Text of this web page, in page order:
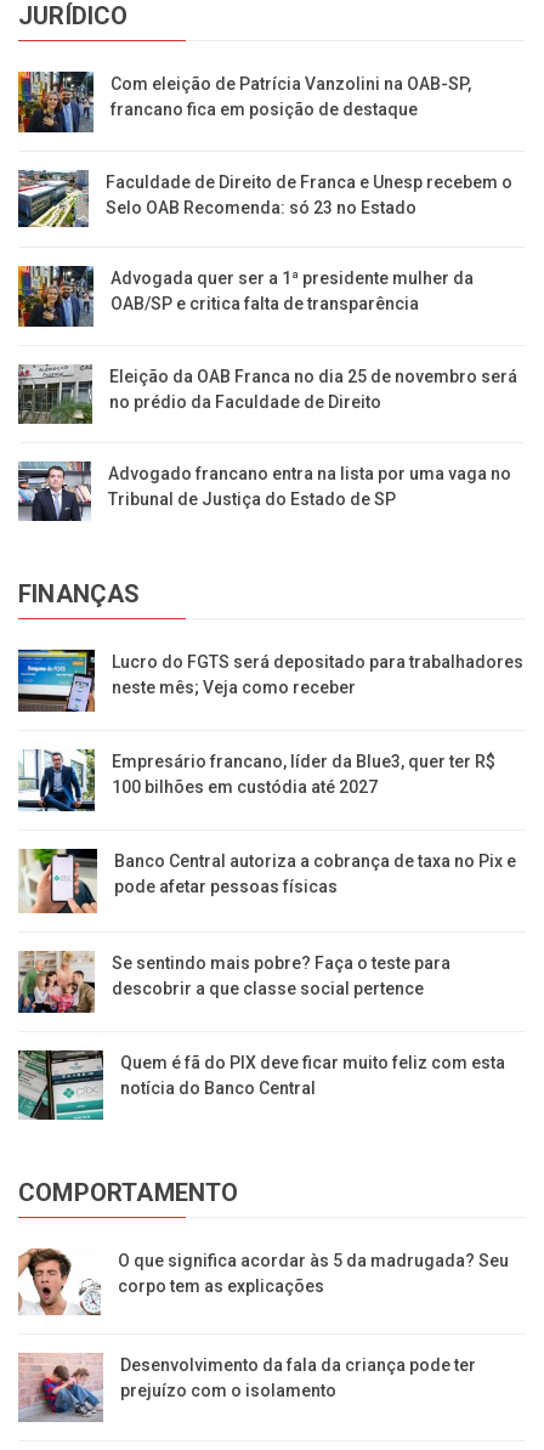
JURÍDICO
Com eleição de Patrícia Vanzolini na OAB-SP,
francano fica em posição de destaque
Faculdade de Direito de Franca e Unesp recebem o
Selo OAB Recomenda: só 23 no Estado
Advogada quer ser a 1ª presidente mulher da
OAB/SP e critica falta de transparência
Eleição da OAB Franca no dia 25 de novembro será
no prédio da Faculdade de Direito
Advogado francano entra na lista por uma vaga no
Tribunal de Justiça do Estado de SP
FINANÇAS
Lucro do FGTS será depositado para trabalhadores
neste mês; Veja como receber
Empresário francano, líder da Blue3, quer ter R$
100 bilhões em custódia até 2027
Banco Central autoriza a cobrança de taxa no Pix e
pode afetar pessoas físicas
Se sentindo mais pobre? Faça o teste para
descobrir a que classe social pertence
Quem é fã do PIX deve ficar muito feliz com esta
notícia do Banco Central
COMPORTAMENTO
O que significa acordar às 5 da madrugada? Seu
corpo tem as explicações
Desenvolvimento da fala da criança pode ter
prejuízo com o isolamento